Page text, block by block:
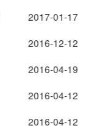
2017-01-17
2016-12-12
2016-04-19
2016-04-12
2016-04-12